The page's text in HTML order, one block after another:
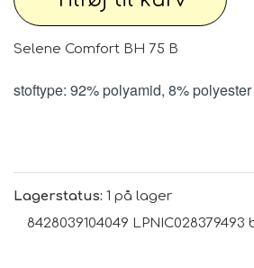
Selene Comfort BH 75 B
stoftype: 92% polyamid, 8% polyester
Lagerstatus: 1 på lager
8428039104049 LPNIC028379493